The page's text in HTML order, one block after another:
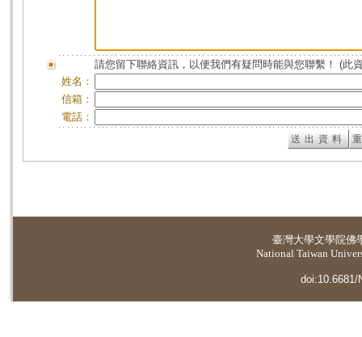
請您留下聯絡資訊，以便我們有疑問時能與您聯繫！ (此
姓名：
信箱：
電話：
臺灣大學文學院佛
National Taiwan
doi:10.6681/